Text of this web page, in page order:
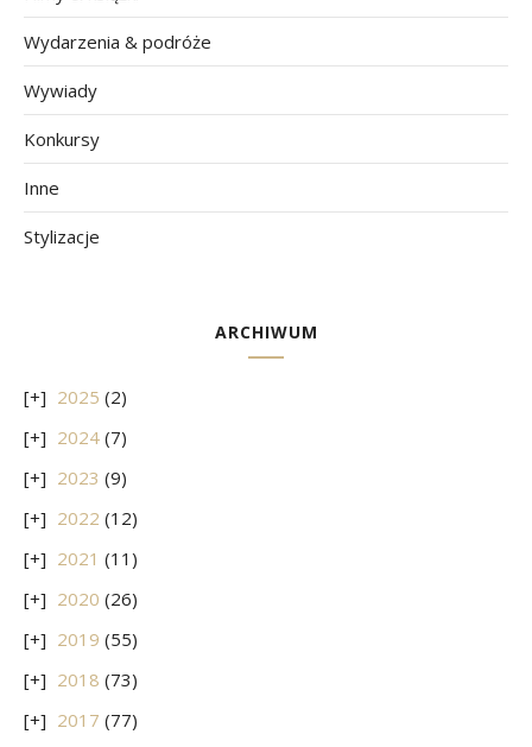
Wydarzenia & podróże
Wywiady
Konkursy
Inne
Stylizacje
ARCHIWUM
2025 (2)
2024 (7)
2023 (9)
2022 (12)
2021 (11)
2020 (26)
2019 (55)
2018 (73)
2017 (77)